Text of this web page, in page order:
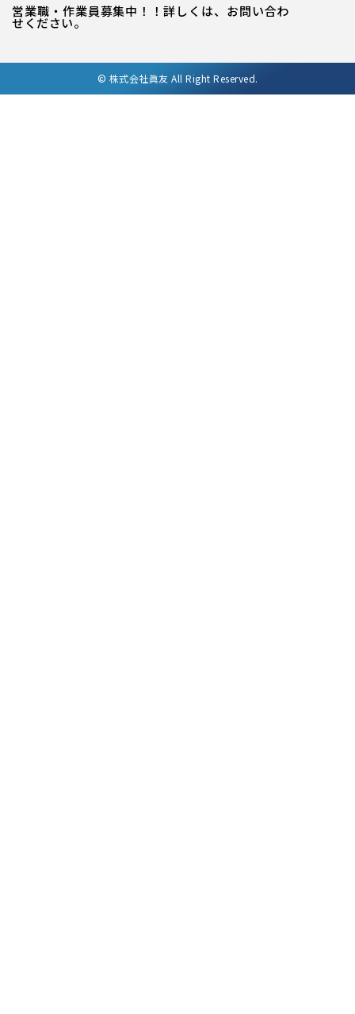
営業職・作業員募集中！！詳しくは、お問い合わ
せください。
© 株式会社眞友 All Right Reserved.